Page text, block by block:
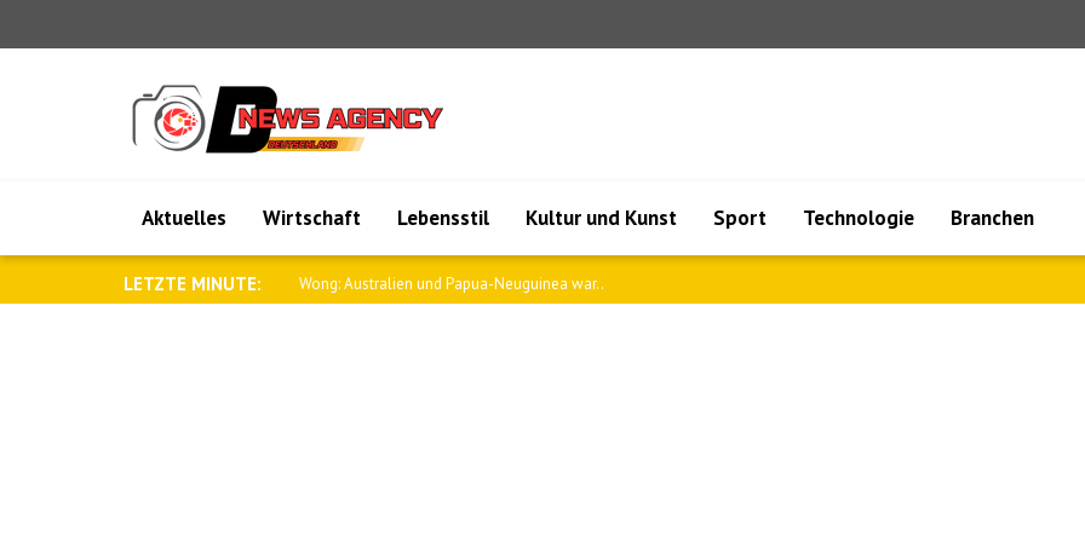
Aktuelles Wirtschaft Lebensstil Kultur und Kunst Sport Technologie Branchen
LETZTE MINUTE: Tsahkna: Estland steht an der Seite des ..